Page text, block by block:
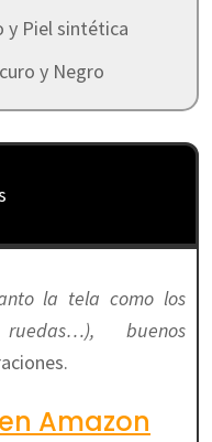
y Piel sintética
y Negro
la tela como los
buenos
Amazon